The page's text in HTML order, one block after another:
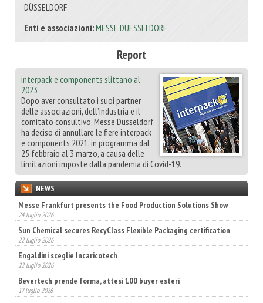
DÜSSELDORF
Enti e associazioni:MESSE DUESSELDORF
Report
interpack e components slittano al
2023
Dopo aver consultato i suoi partner
delle associazioni, dell’industria e il
comitato consultivo, Messe Düsseldorf
ha deciso di annullare le fiere interpack
e components 2021, in programma dal
25 febbraio al 3 marzo, a causa delle
limitazioni imposte dalla pandemia di Covid-19.
NEWS
Messe Frankfurt presents the Food Production Solutions Show
24 luglio 2026
Sun Chemical secures RecyClass Flexible Packaging certification
22 luglio 2026
Engaldini sceglie Incaricotech
22 luglio 2026
Bevertech prende forma, attesi 100 buyer esteri
17 luglio 2026
Annunciati i finalisti dei Diamonds Awards 2026 di FTA Europe